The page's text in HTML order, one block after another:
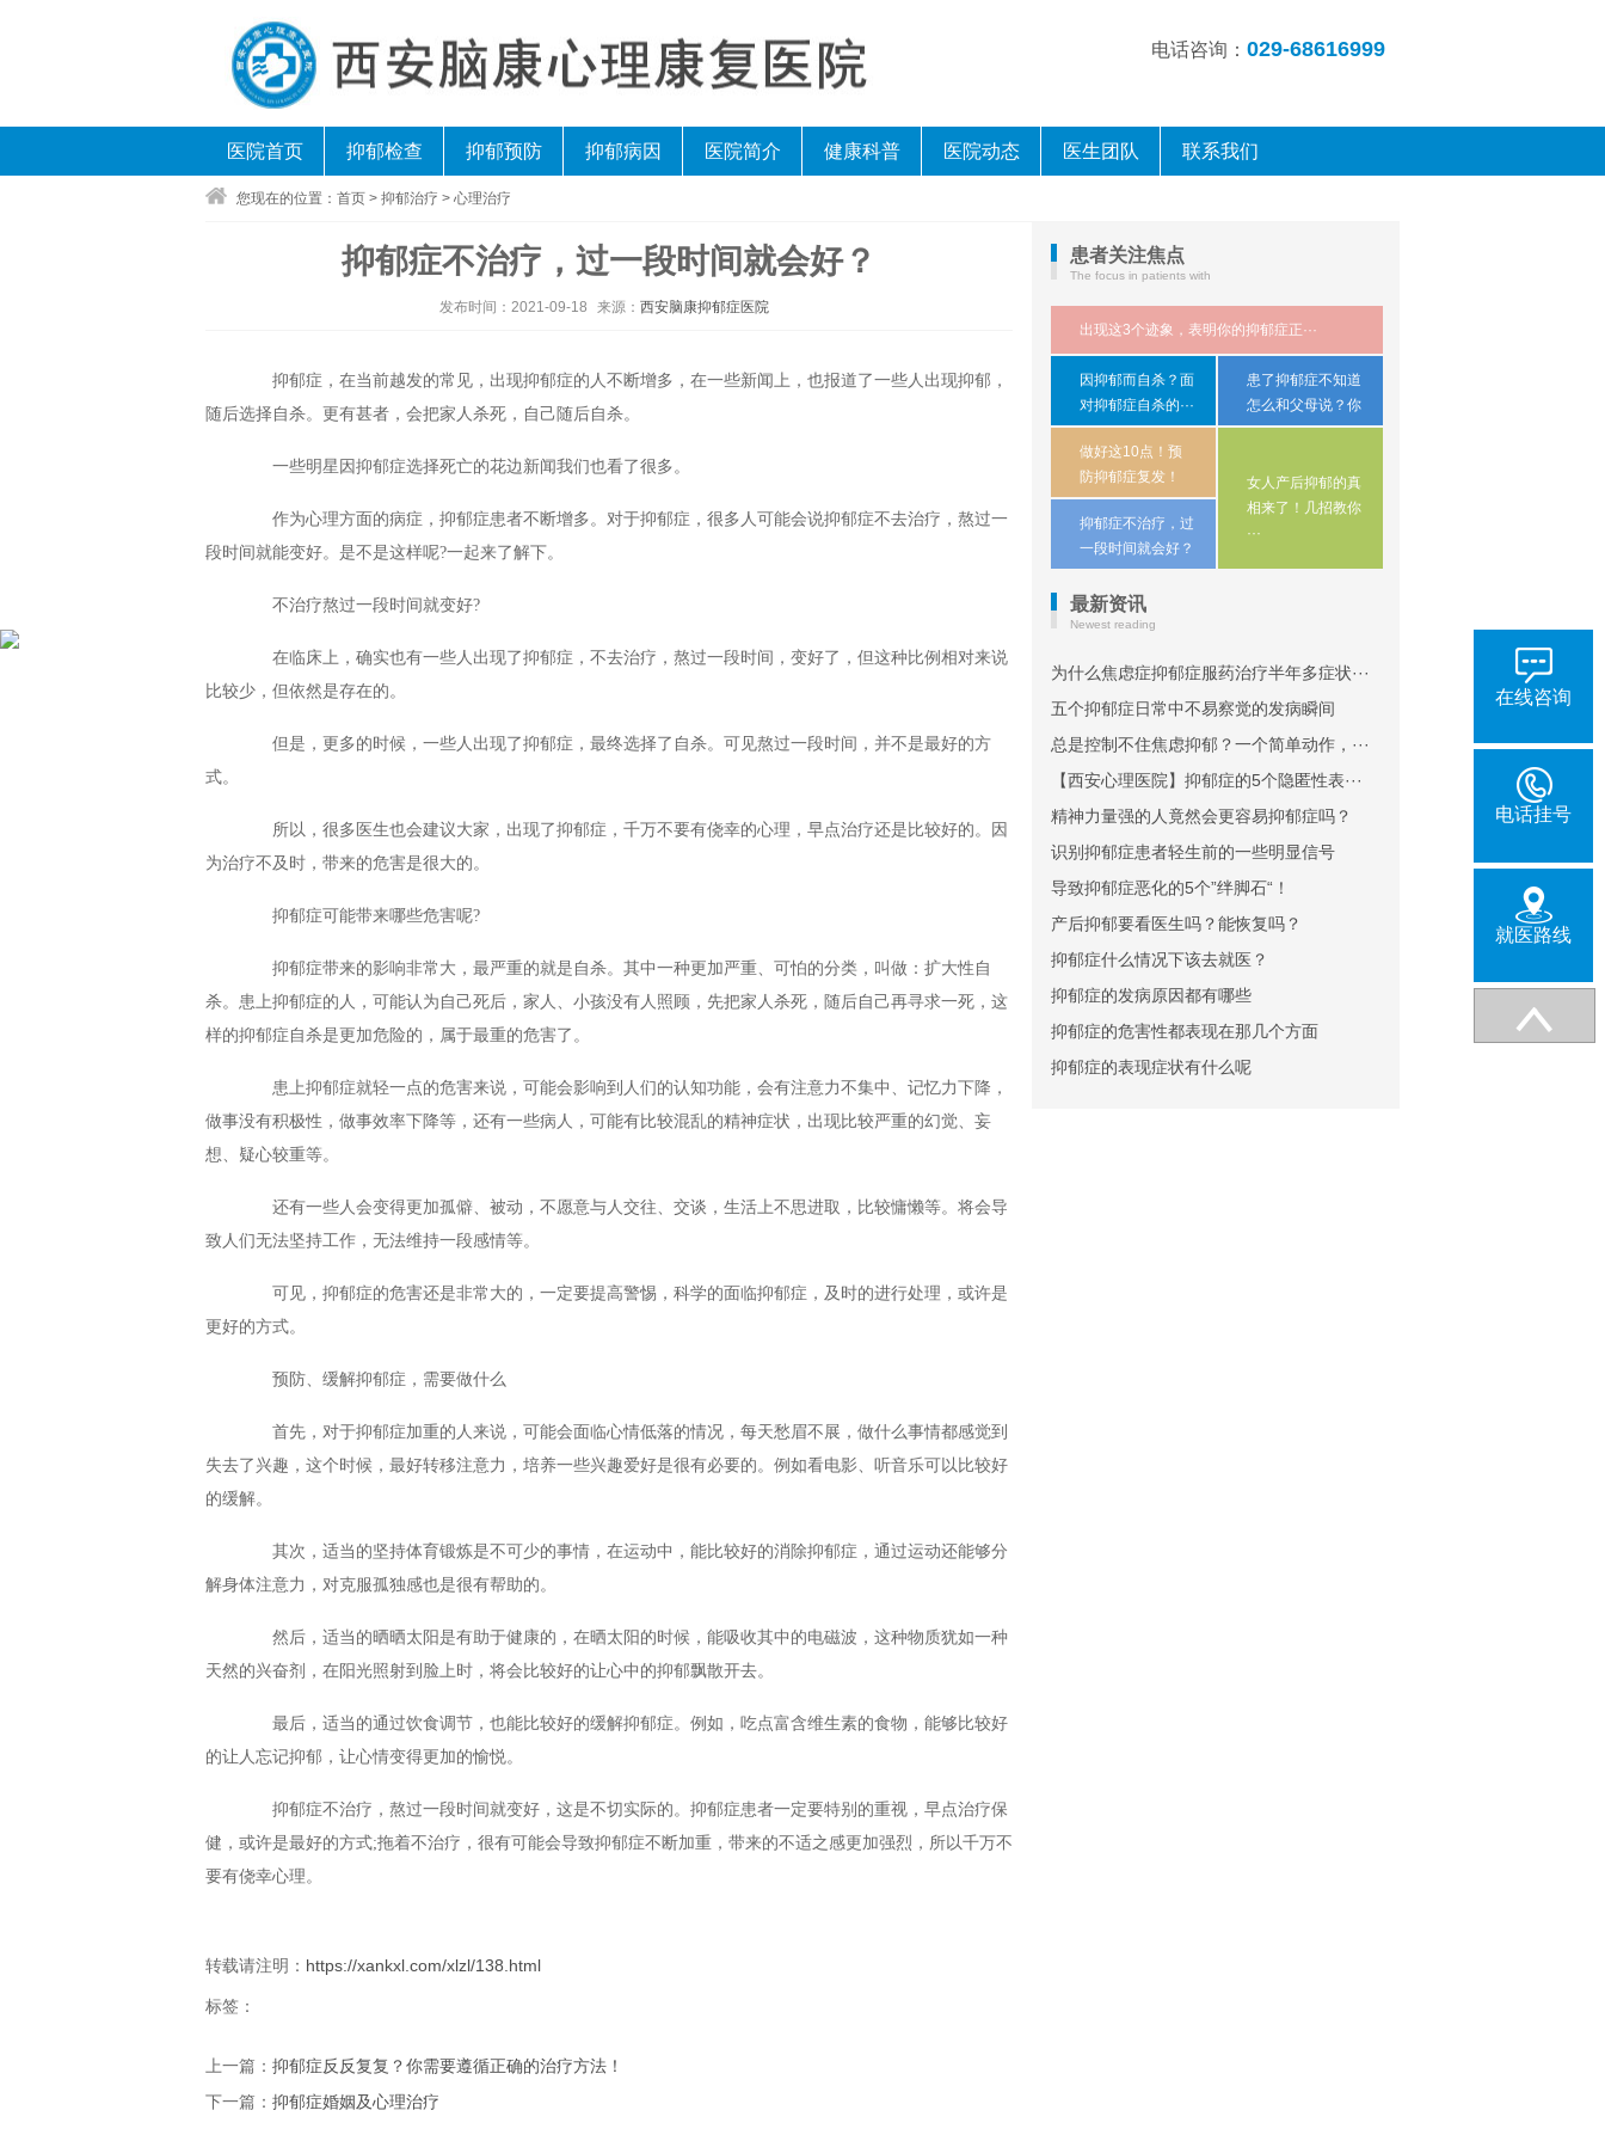
电话咨询： 029-68616999
医院首页 抑郁检查 抑郁预防 抑郁病因 医院简介 健康科普 医院动态 医生团队 联系我们
您现在的位置： 首页 > 抑郁治疗 > 心理治疗
抑郁症不治疗，过一段时间就会好？
发布时间： 2021-09-18 来源： 西安脑康抑郁症医院
抑郁症，在当前越发的常见，出现抑郁症的人不断增多，在一些新闻上，也报道了一些人出现抑郁，
随后选择自杀。更有甚者，会把家人杀死，自己随后自杀。
一些明星因抑郁症选择死亡的花边新闻我们也看了很多。
作为心理方面的病症，抑郁症患者不断增多。对于抑郁症，很多人可能会说抑郁症不去治疗，熬过一
段时间就能变好。是不是这样呢?一起来了解下。
不治疗熬过一段时间就变好?
在临床上，确实也有一些人出现了抑郁症，不去治疗，熬过一段时间，变好了，但这种比例相对来说
比较少，但依然是存在的。
但是，更多的时候，一些人出现了抑郁症，最终选择了自杀。可见熬过一段时间，并不是最好的方
式。
所以，很多医生也会建议大家，出现了抑郁症，千万不要有侥幸的心理，早点治疗还是比较好的。因
为治疗不及时，带来的危害是很大的。
抑郁症可能带来哪些危害呢?
抑郁症带来的影响非常大，最严重的就是自杀。其中一种更加严重、可怕的分类，叫做：扩大性自
杀。患上抑郁症的人，可能认为自己死后，家人、小孩没有人照顾，先把家人杀死，随后自己再寻求一死，这
样的抑郁症自杀是更加危险的，属于最重的危害了。
患上抑郁症就轻一点的危害来说，可能会影响到人们的认知功能，会有注意力不集中、记忆力下降，
做事没有积极性，做事效率下降等，还有一些病人，可能有比较混乱的精神症状，出现比较严重的幻觉、妄
想、疑心较重等。
还有一些人会变得更加孤僻、被动，不愿意与人交往、交谈，生活上不思进取，比较慵懒等。将会导
致人们无法坚持工作，无法维持一段感情等。
可见，抑郁症的危害还是非常大的，一定要提高警惕，科学的面临抑郁症，及时的进行处理，或许是
更好的方式。
预防、缓解抑郁症，需要做什么
首先，对于抑郁症加重的人来说，可能会面临心情低落的情况，每天愁眉不展，做什么事情都感觉到
失去了兴趣，这个时候，最好转移注意力，培养一些兴趣爱好是很有必要的。例如看电影、听音乐可以比较好
的缓解。
其次，适当的坚持体育锻炼是不可少的事情，在运动中，能比较好的消除抑郁症，通过运动还能够分
解身体注意力，对克服孤独感也是很有帮助的。
然后，适当的晒晒太阳是有助于健康的，在晒太阳的时候，能吸收其中的电磁波，这种物质犹如一种
天然的兴奋剂，在阳光照射到脸上时，将会比较好的让心中的抑郁飘散开去。
最后，适当的通过饮食调节，也能比较好的缓解抑郁症。例如，吃点富含维生素的食物，能够比较好
的让人忘记抑郁，让心情变得更加的愉悦。
抑郁症不治疗，熬过一段时间就变好，这是不切实际的。抑郁症患者一定要特别的重视，早点治疗保
健，或许是最好的方式;拖着不治疗，很有可能会导致抑郁症不断加重，带来的不适之感更加强烈，所以千万不
要有侥幸心理。
转载请注明： https://xankxl.com/xlzl/138.html
标签：
上一篇： 抑郁症反反复复？你需要遵循正确的治疗方法！
下一篇： 抑郁症婚姻及心理治疗
患者关注焦点
The focus in patients with
出现这3个迹象，表明你的抑郁症正···
因抑郁而自杀？​面
对抑郁症自杀的···
患了抑郁症不知道
怎么和父母说？你
···
做好这10点！预
防抑郁症复发！
女人产后抑郁的真
相来了！几招教你
···
抑郁症不治疗，过
一段时间就会好？
最新资讯
Newest reading
为什么焦虑症抑郁症服药治疗半年多症状···
五个抑郁症日常中不易察觉的发病瞬间
总是控制不住焦虑抑郁？一个简单动作，···
【西安心理医院】抑郁症的5个隐匿性表···
精神力量强的人竟然会更容易抑郁症吗？
识别抑郁症患者轻生前的一些明显信号
导致抑郁症恶化的5个”绊脚石“！
产后抑郁要看医生吗？能恢复吗？
抑郁症什么情况下该去就医？
抑郁症的发病原因都有哪些
抑郁症的危害性都表现在那几个方面
抑郁症的表现症状有什么呢
在线咨询
电话挂号
就医路线